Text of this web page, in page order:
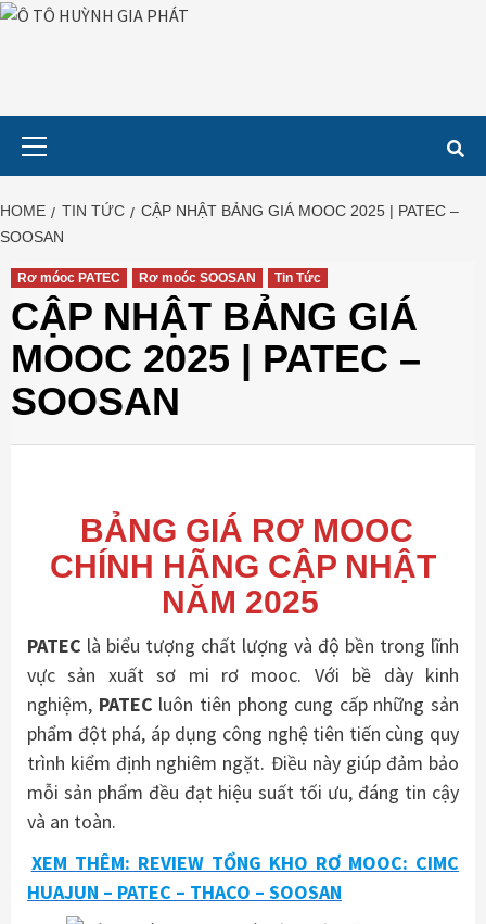
HOME TIN TỨC
CẬP NHẬT BẢNG GIÁ MOOC 2025 | PATEC –
SOOSAN
Rơ móoc PATEC Rơ moóc SOOSAN Tin Tức
CẬP NHẬT BẢNG GIÁ
MOOC 2025 | PATEC –
SOOSAN
BẢNG GIÁ RƠ MOOC
CHÍNH HÃNG CẬP NHẬT
NĂM 2025
PATEC là biểu tượng chất lượng và độ bền trong lĩnh
vực sản xuất sơ mi rơ mooc. Với bề dày kinh
nghiệm, PATEC luôn tiên phong cung cấp những sản
phẩm đột phá, áp dụng công nghệ tiên tiến cùng quy
trình kiểm định nghiêm ngặt. Điều này giúp đảm bảo
mỗi sản phẩm đều đạt hiệu suất tối ưu, đáng tin cậy
và an toàn.
XEM THÊM: REVIEW TỔNG KHO RƠ MOOC: CIMC
HUAJUN – PATEC – THACO – SOOSAN